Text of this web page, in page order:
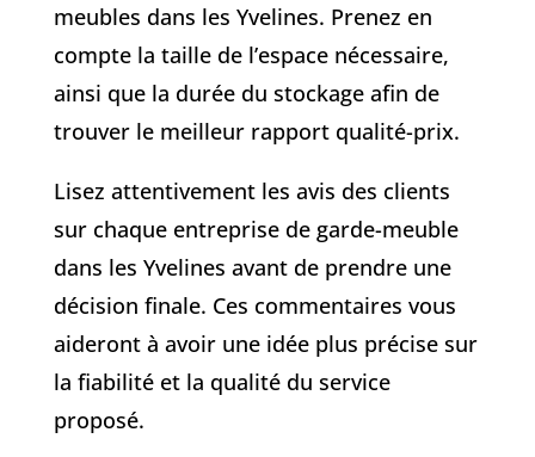
meubles dans les Yvelines. Prenez en
compte la taille de l’espace nécessaire,
ainsi que la durée du stockage afin de
trouver le meilleur rapport qualité-prix.
Lisez attentivement les avis des clients
sur chaque entreprise de garde-meuble
dans les Yvelines avant de prendre une
décision finale. Ces commentaires vous
aideront à avoir une idée plus précise sur
la fiabilité et la qualité du service
proposé.